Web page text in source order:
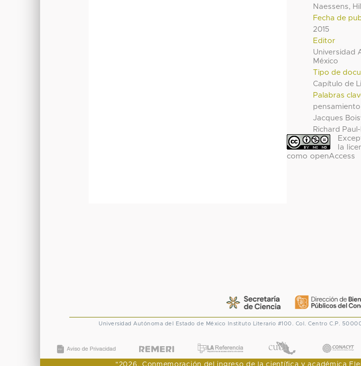
Naessens,
Fecha de
2015
Editor
Universidad
México
Tipo de
Capítulo de
Palabras
Jacques
Richard
la
como openAccess
Universidad Autónoma del Estado de México Instituto Literario #100. Col. Centro C.P.